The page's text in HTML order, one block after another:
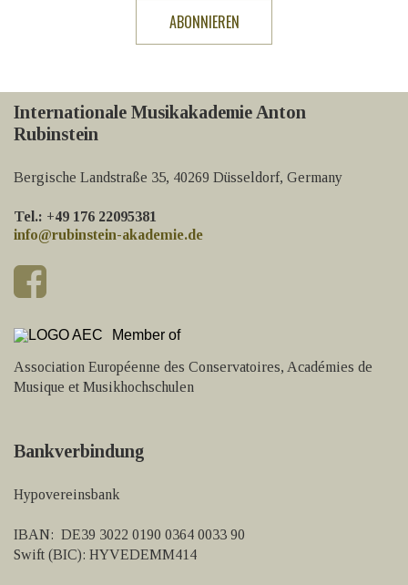
Internationale Musikakademie Anton
Rubinstein
Bergische Landstraße 35, 40269 Düsseldorf, Germany
Tel.: +49 176 22095381
info@rubinstein-akademie.de
Member of
Association Européenne des Conservatoires, Académies de
Musique et Musikhochschulen
Bankverbindung
Hypovereinsbank
IBAN: DE39 3022 0190 0364 0033 90
Swift (BIC): HYVEDEMM414